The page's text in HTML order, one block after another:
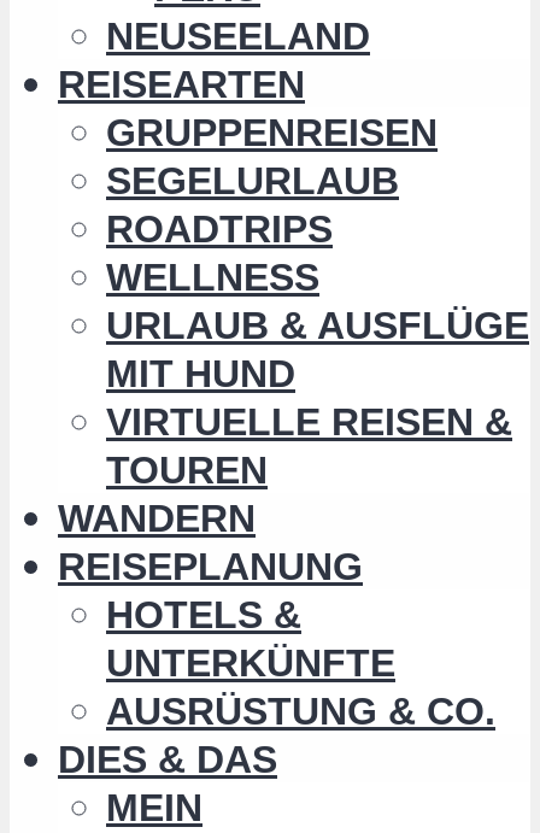
NEUSEELAND
REISEARTEN
GRUPPENREISEN
SEGELURLAUB
ROADTRIPS
WELLNESS
URLAUB & AUSFLÜGE
MIT HUND
VIRTUELLE REISEN &
TOUREN
WANDERN
REISEPLANUNG
HOTELS &
UNTERKÜNFTE
AUSRÜSTUNG & CO.
DIES & DAS
MEIN